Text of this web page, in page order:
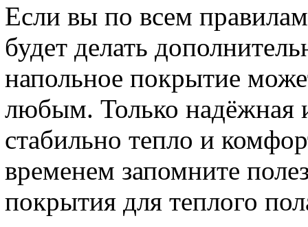
Если вы по всем
будет делать
напольное покрытие
любым. Только надёжная
стабильно тепло и
временем запомните
покрытия для теплого